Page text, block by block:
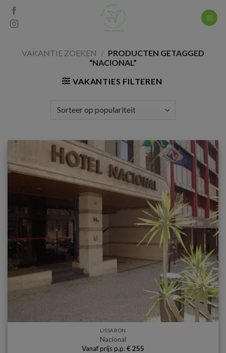
Skip
content
VAKANTIE ZOEKEN / PRODUCTEN GETAGGED
“NACIONAL”
VAKANTIES FILTEREN
LISSABON
Nacional
Vanaf prijs p.p. €255